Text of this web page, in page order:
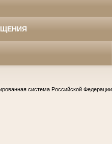
система Российской